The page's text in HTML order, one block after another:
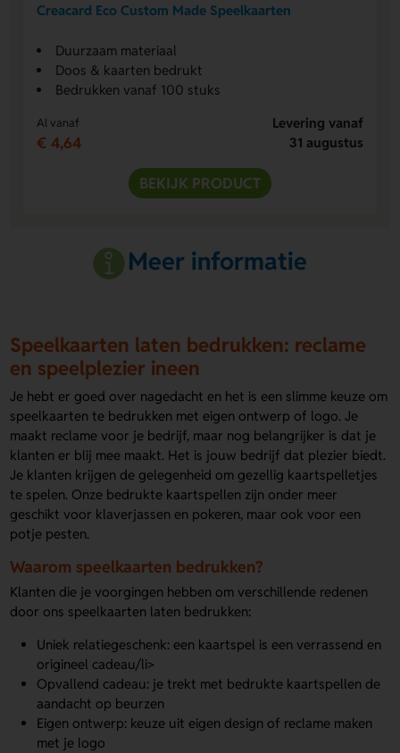
Creacard Eco Custom Made Speelkaarten
Duurzaam materiaal
Doos & kaarten bedrukt
Bedrukken vanaf 100 stuks
Al vanaf
€ 4,64
Levering vanaf
31 augustus
BEKIJK PRODUCT
Meer informatie
Speelkaarten laten bedrukken: reclame
en speelplezier ineen
Je hebt er goed over nagedacht en het is een slimme keuze om
speelkaarten te bedrukken met eigen ontwerp of logo. Je
maakt reclame voor je bedrijf, maar nog belangrijker is dat je
klanten er blij mee maakt. Het is jouw bedrijf dat plezier biedt.
Je klanten krijgen de gelegenheid om gezellig kaartspelletjes
te spelen. Onze bedrukte kaartspellen zijn onder meer
geschikt voor klaverjassen en pokeren, maar ook voor een
potje pesten.
Waarom speelkaarten bedrukken?
Klanten die je voorgingen hebben om verschillende redenen
door ons speelkaarten laten bedrukken:
Uniek relatiegeschenk: een kaartspel is een verrassend en
origineel cadeau/li>
Opvallend cadeau: je trekt met bedrukte kaartspellen de
aandacht op beurzen
Eigen ontwerp: keuze uit eigen design of reclame maken
met je logo